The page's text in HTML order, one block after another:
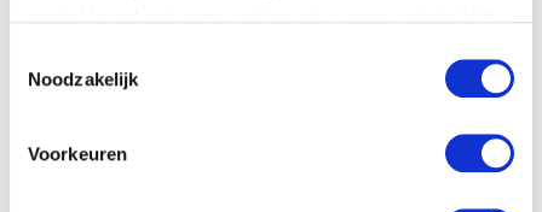
Noodzakelijk
Voorkeuren